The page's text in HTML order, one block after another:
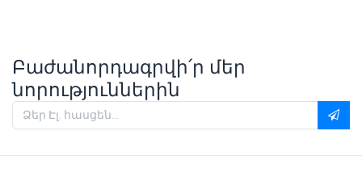
Բաժանորդագրվի՛ր մեր
նորություններին